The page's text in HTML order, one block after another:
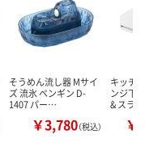
そうめん流し器 Mサイ
ズ 流氷 ペンギン D-
1407 パー…
￥3,780（税込）
キッチ
ンジ下
& スラ
￥